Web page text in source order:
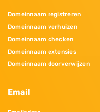
Domeinnaam registreren
Domeinnaam verhuizen
Domeinnaam checken
Domeinnaam extensies
Domeinnaam doorverwijzen
Email